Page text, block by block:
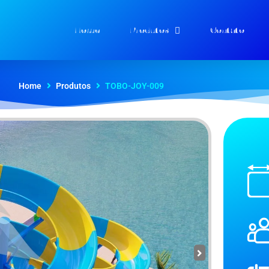
Home Produtos Contato
Home Produtos TOBO-JOY-009